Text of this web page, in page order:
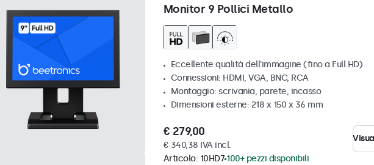
Monitor 9 Pollici Metallo
Eccellente qualità dell'immagine (fino a Full HD)
Connessioni: HDMI, VGA, BNC, RCA
Montaggio: scrivania, parete, incasso
Dimensioni esterne: 218 x 150 x 36 mm
€ 279,00
€ 340,38 IVA incl.
Articolo: 10HD7 100+ pezzi disponibili